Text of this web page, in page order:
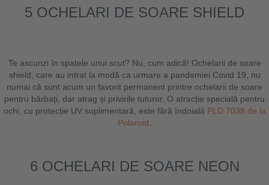
5 OCHELARI DE SOARE SHIELD
Te ascunzi în spatele unui scut? Nu, cum adică! Ochelarii de soare
shield, care au intrat la modă ca urmare a pandemiei Covid 19, nu
numai că sunt acum un favorit permanent printre ochelarii de soare
pentru bărbați, dar atrag și privirile tuturor. O atracție specială pentru
ochi, cu protecție UV suplimentară, este fără îndoială PLD 7038 de la
Polaroid
6 OCHELARI DE SOARE NEON